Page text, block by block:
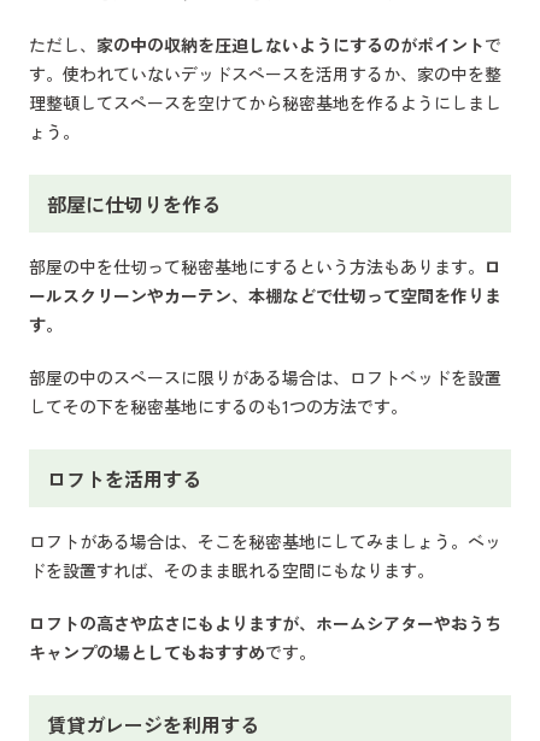
ただし、 家の中の収納を圧迫しないようにするのがポイントで
す。使われていないデッドスペースを活用するか、家の中を整
理整頓してスペースを空けてから秘密基地を作るようにしまし
ょう。
部屋に仕切りを作る
部屋の中を仕切って秘密基地にするという方法もあります。 ロ
ールスクリーンやカーテン、本棚などで仕切って空間を作りま
す。
部屋の中のスペースに限りがある場合は、ロフトベッドを設置
してその下を秘密基地にするのも1つの方法です。
ロフトを活用する
ロフトがある場合は、そこを秘密基地にしてみましょう。ベッ
ドを設置すれば、そのまま眠れる空間にもなります。
ロフトの高さや広さにもよりますが、ホームシアターやおうち
キャンプの場としてもおすすめです。
賃貸ガレージを利用する